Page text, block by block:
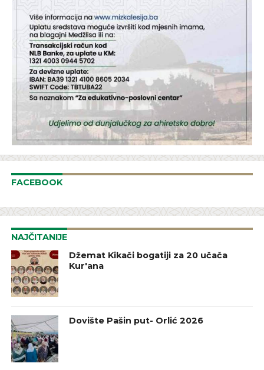
FACEBOOK
NAJČITANIJE
Džemat Kikači bogatiji za 20 učača
Kur'ana
Dovište Pašin put- Orlić 2026